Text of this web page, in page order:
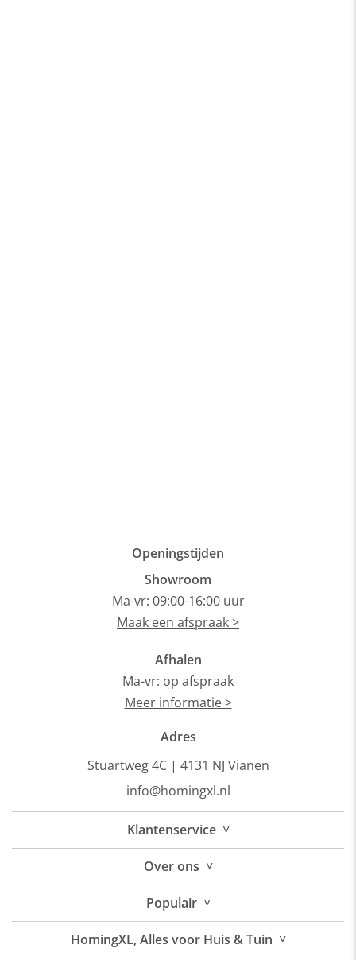
Openingstijden
Showroom
Ma-vr: 09:00-16:00 uur
Maak een afspraak >
Afhalen
Ma-vr: op afspraak
Meer informatie >
Adres
Stuartweg 4C | 4131 NJ Vianen
info@homingxl.nl
Klantenservice ˅
Overons ˅
Populair ˅
HomingXL, Alles voor Huis & Tuin ˅